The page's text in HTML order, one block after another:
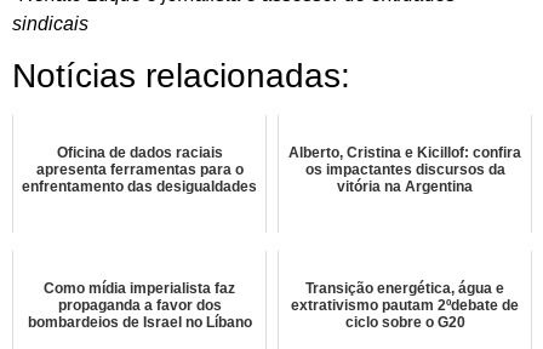
sindicais
Notícias relacionadas:
Oficina de dados raciais
apresenta ferramentas para o
enfrentamento das desigualdades
Alberto, Cristina e Kicillof: confira
os impactantes discursos da
vitória na Argentina
Como mídia imperialista faz
propaganda a favor dos
bombardeios de Israel no Líbano
Transição energética, água e
extrativismo pautam 2ºdebate de
ciclo sobre o G20